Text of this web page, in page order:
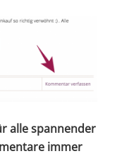
alle spannender
immer